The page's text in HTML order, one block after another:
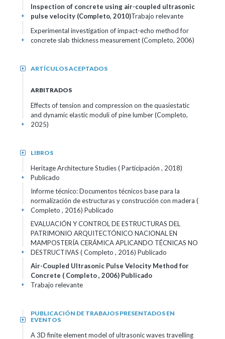
Inspection of concrete using air-coupled ultrasonic
pulse velocity (Completo, 2010)Trabajo relevante
+
Experimental investigation of impact-echo method for
concrete slab thickness measurement (Completo, 2006)
+
ARTÍCULOS ACEPTADOS
+
ARBITRADOS
Effects of tension and compression on the quasiestatic
and dynamic elastic moduli of pine lumber (Completo,
2025)
+
LIBROS
+
Heritage Architecture Studies ( Participación , 2018)
Publicado
+
Informe técnico: Documentos técnicos base para la
normalización de estructuras y construcción con madera (
Completo , 2016) Publicado
+
EVALUACIÓN Y CONTROL DE ESTRUCTURAS DEL
PATRIMONIO ARQUITECTÓNICO NACIONAL EN
MAMPOSTERÍA CERÁMICA APLICANDO TÉCNICAS NO
DESTRUCTIVAS ( Completo , 2016) Publicado
+
Air-Coupled Ultrasonic Pulse Velocity Method for
Concrete ( Completo , 2006) Publicado
Trabajo relevante
+
PUBLICACIÓN DE TRABAJOS PRESENTADOS EN
EVENTOS
+
A 3D finite element model of ultrasonic waves travelling